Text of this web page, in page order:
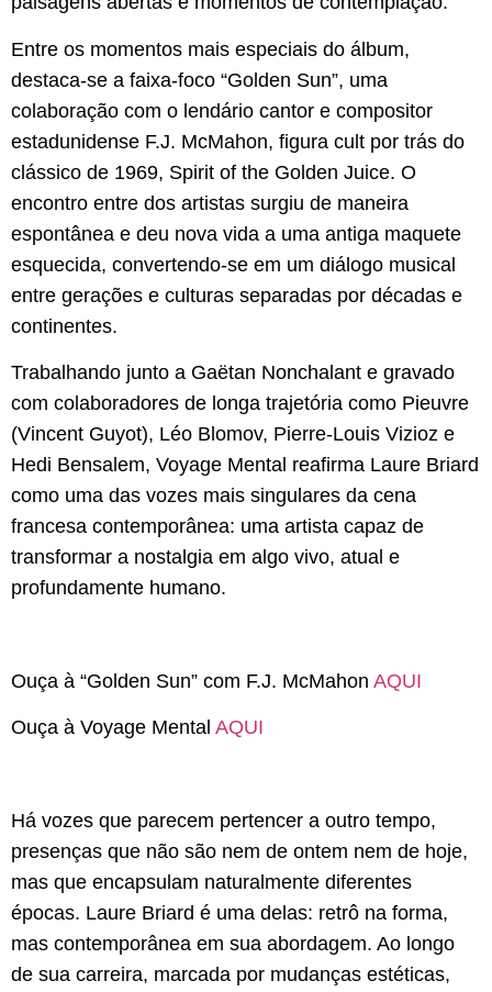
Entre os momentos mais especiais do álbum,
destaca-se a faixa-foco “Golden Sun”, uma
colaboração com o lendário cantor e compositor
estadunidense F.J. McMahon, figura cult por trás do
clássico de 1969, Spirit of the Golden Juice. O
encontro entre dos artistas surgiu de maneira
espontânea e deu nova vida a uma antiga maquete
esquecida, convertendo-se em um diálogo musical
entre gerações e culturas separadas por décadas e
continentes.
Trabalhando junto a Gaëtan Nonchalant e gravado
com colaboradores de longa trajetória como Pieuvre
(Vincent Guyot), Léo Blomov, Pierre-Louis Vizioz e
Hedi Bensalem, Voyage Mental reafirma Laure Briard
como uma das vozes mais singulares da cena
francesa contemporânea: uma artista capaz de
transformar a nostalgia em algo vivo, atual e
profundamente humano.
Ouça à “Golden Sun” com F.J. McMahon AQUI
Ouça à Voyage Mental AQUI
Há vozes que parecem pertencer a outro tempo,
presenças que não são nem de ontem nem de hoje,
mas que encapsulam naturalmente diferentes
épocas. Laure Briard é uma delas: retrô na forma,
mas contemporânea em sua abordagem. Ao longo
de sua carreira, marcada por mudanças estéticas,